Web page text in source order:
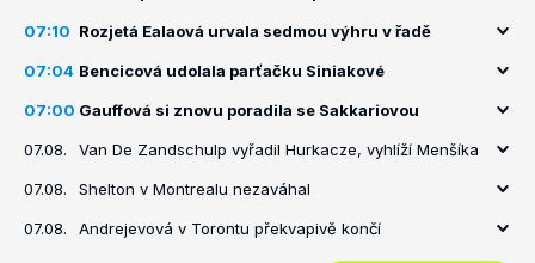
07:10 Rozjetá Ealaová urvala sedmou výhru v řadě
07:04 Bencicová udolala parťačku Siniakové
07:00 Gauffová si znovu poradila se Sakkariovou
07.08. Van De Zandschulp vyřadil Hurkacze, vyhlíží Menšíka
07.08. Shelton v Montrealu nezaváhal
07.08. Andrejevová v Torontu překvapivě končí